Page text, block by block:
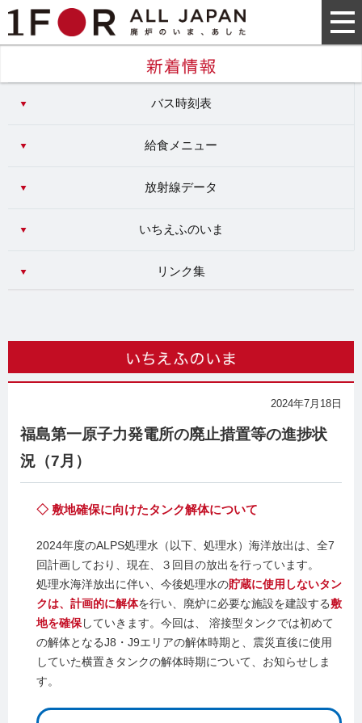
バス時刻表
給食メニュー
放射線データ
いちえふのいま
リンク集
2024年7月18日
福島第一原子力発電所の廃止措置等の進捗状
況（7月）
◇ 敷地確保に向けたタンク解体について
2024年度のALPS処理水（以下、処理水）海洋放出は、全7
回計画しており、現在、３回目の放出を行っています。
処理水海洋放出に伴い、今後処理水の貯蔵に使用しないタン
クは、計画的に解体を行い、廃炉に必要な施設を建設する敷
地を確保していきます。今回は、 溶接型タンクでは初めて
の解体となるJ8・J9エリアの解体時期と、震災直後に使用
していた横置きタンクの解体時期について、お知らせしま
す。